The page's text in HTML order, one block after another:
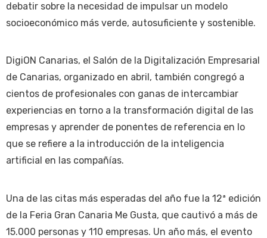
debatir sobre la necesidad de impulsar un modelo
socioeconómico más verde, autosuficiente y sostenible.
DigiON Canarias, el Salón de la Digitalización Empresarial
de Canarias, organizado en abril, también congregó a
cientos de profesionales con ganas de intercambiar
experiencias en torno a la transformación digital de las
empresas y aprender de ponentes de referencia en lo
que se refiere a la introducción de la inteligencia
artificial en las compañías.
Una de las citas más esperadas del año fue la 12ª edición
de la Feria Gran Canaria Me Gusta, que cautivó a más de
15.000 personas y 110 empresas. Un año más, el evento